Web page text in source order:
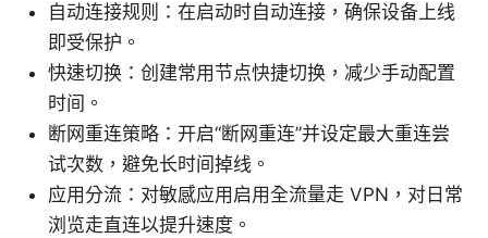
自动连接规则：在启动时自动连接，确保设备上线
即受保护。
快速切换：创建常用节点快捷切换，减少手动配置
时间。
断网重连策略：开启“断网重连”并设定最大重连尝
试次数，避免长时间掉线。
应用分流：对敏感应用启用全流量走 VPN，对日常
浏览走直连以提升速度。